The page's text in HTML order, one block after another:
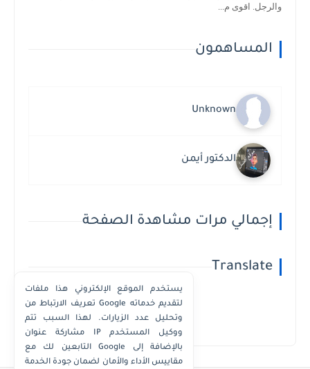
والرجل. اقوى م...
المساهمون
Unknown
الدكتور أيمن
إجمالي مرات مشاهدة الصفحة
Translate
Powered by Translate
يستخدم الموقع الإلكتروني هذا ملفات
تعريف الارتباط من Google لتقديم خدماته
وتحليل عدد الزيارات. لهذا السبب تتم
مشاركة عنوان IP ووكيل المستخدم
التابعين لك مع Google بالإضافة إلى
مقاييس الأداء والأمان لضمان جودة الخدمة